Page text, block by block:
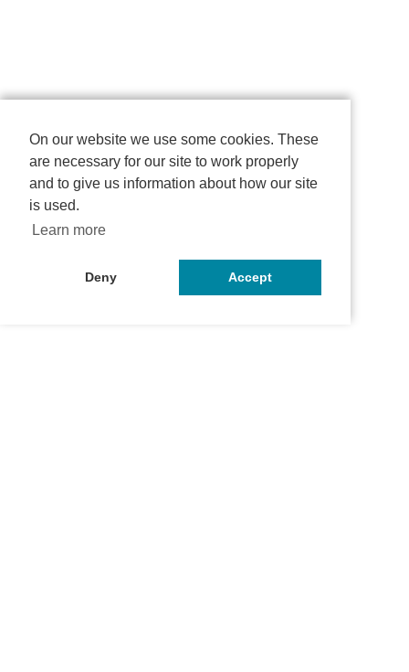
On our website we use some cookies. These
are necessary for our site to work properly
and to give us information about how our site
is used.
Learn more
Deny Accept